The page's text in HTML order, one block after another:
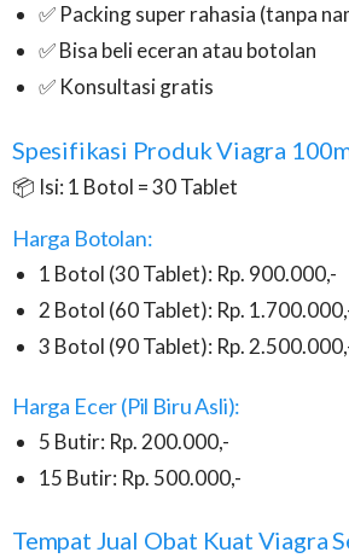
✅ Packing super rahasia (tanpa
✅ Bisa beli eceran atau botolan
✅ Konsultasi gratis
Spesifikasi Produk Viagra
📦 Isi: 1 Botol = 30 Tablet
Harga Botolan:
1 Botol (30 Tablet): Rp. 900.000,-
2 Botol (60 Tablet): Rp.
3 Botol (90 Tablet): Rp.
Harga Ecer (Pil Biru Asli):
5 Butir: Rp. 200.000,-
15 Butir: Rp. 500.000,-
Tempat Jual Obat Kuat Viagra